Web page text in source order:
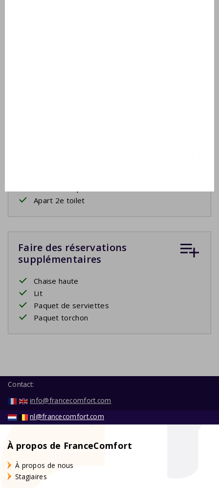
Apart 2e toilet
Faire des réservations
supplémentaires
Chaise haute
Lit
Paquet de serviettes
Paquet torchon
Contact:
info@francecomfort.com
nl@francecomfort.com
À propos de FranceComfort
À propos de nous
Stagiaires